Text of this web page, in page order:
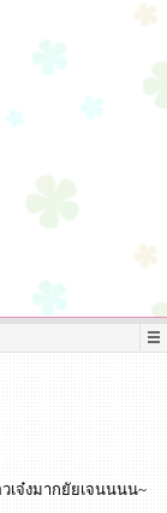
เจ๋งมากยัยเจนนนน~